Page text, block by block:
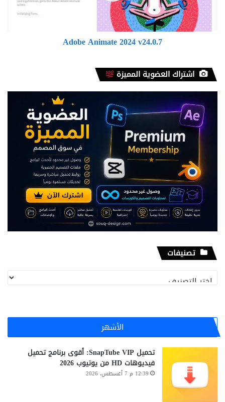
Adobe Animate 2024 v24.0.7
اشتراك العضوية المميزة
تصنيفات
تصنيفات
الأشهر
تحميل SnapTube VIP: أقوى برنامج تحميل
فيديوهات HD من يوتيوب 2026
12:39 م 7 أغسطس، 2026